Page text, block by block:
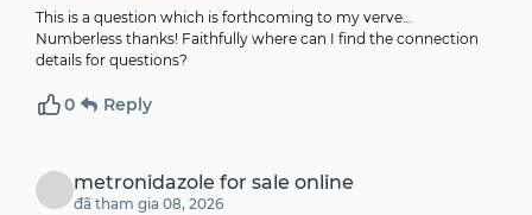
This is a question which is forthcoming to my verve…
Numberless thanks! Faithfully where can I find the connection
details for questions?
0 Reply
metronidazole for sale online
đã tham gia 08, 2026